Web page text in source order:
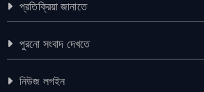
প্রতিক্রিয়া জানাতে
পুরনো সংবাদ দেখতে
নিউজ লগইন